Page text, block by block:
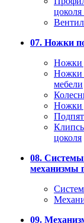
07. Ножки
Ножки
Ножки
мебели
Ножки
цоколя
08.
механизмы
09.